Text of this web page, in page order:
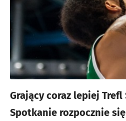
Grający coraz lepiej
Spotkanie rozpocznie